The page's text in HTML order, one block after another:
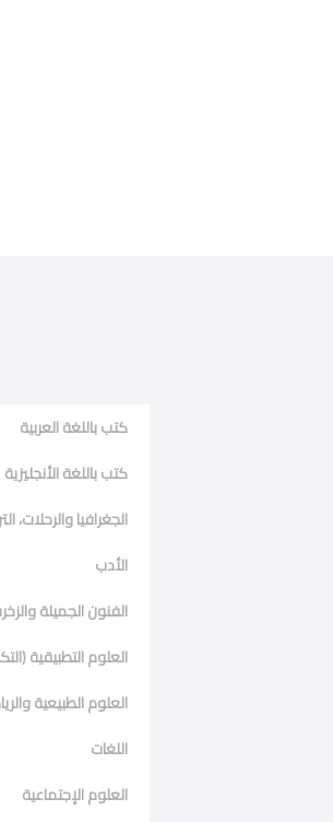
كتب باللغة العربية
كتب باللغة الأنجليزية
الجغرافيا والرحلات،
الأدب
الفنون الجميلة
العلوم التطبيقية
العلوم الطبيعية
اللغات
العلوم الإجتماعية